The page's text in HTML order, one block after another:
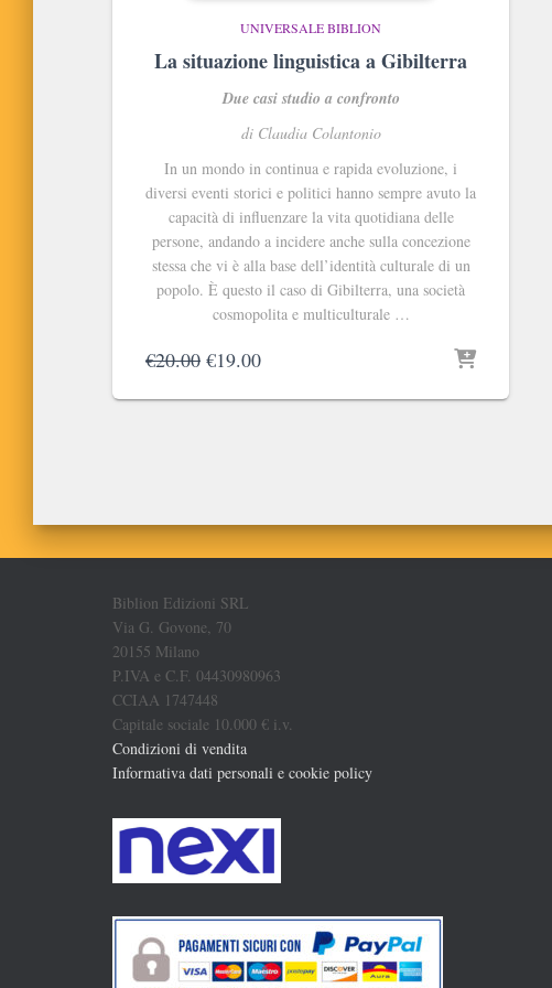
UNIVERSALE BIBLION
La situazione linguistica a Gibilterra
Due casi studio a confronto
di Claudia Colantonio
In un mondo in continua e rapida evoluzione, i
diversi eventi storici e politici hanno sempre avuto la
capacità di influenzare la vita quotidiana delle
persone, andando a incidere anche sulla concezione
stessa che vi è alla base dell’identità culturale di un
popolo. È questo il caso di Gibilterra, una società
cosmopolita e multiculturale …
€20.00 Il
originale
€19.00Il
attuale
Biblion Edizioni SRL
Via G. Govone, 70
20155 Milano
P.IVA e C.F. 04430980963
CCIAA 1747448
Capitale sociale 10.000 € i.v.
Condizioni di vendita
Informativa dati personali e cookie policy